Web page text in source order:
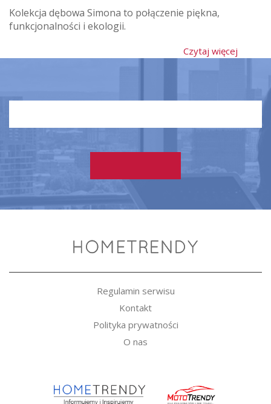
Kolekcja dębowa Simona to połączenie piękna,
funkcjonalności i ekologii.
Czytaj więcej
Regulamin serwisu
Kontakt
Polityka prywatności
O nas